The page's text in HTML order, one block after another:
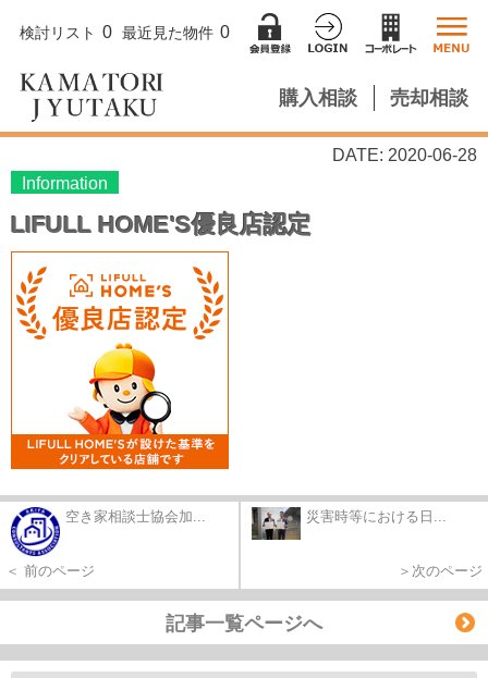
検討リスト 0 最近見た物件 0
購入相談 売却相談
DATE: 2020-06-28
Information
LIFULL HOME'S優良店認定
空き家相談士協会加...
＜ 前のページ
災害時等における日...
＞次のページ
記事一覧ページへ